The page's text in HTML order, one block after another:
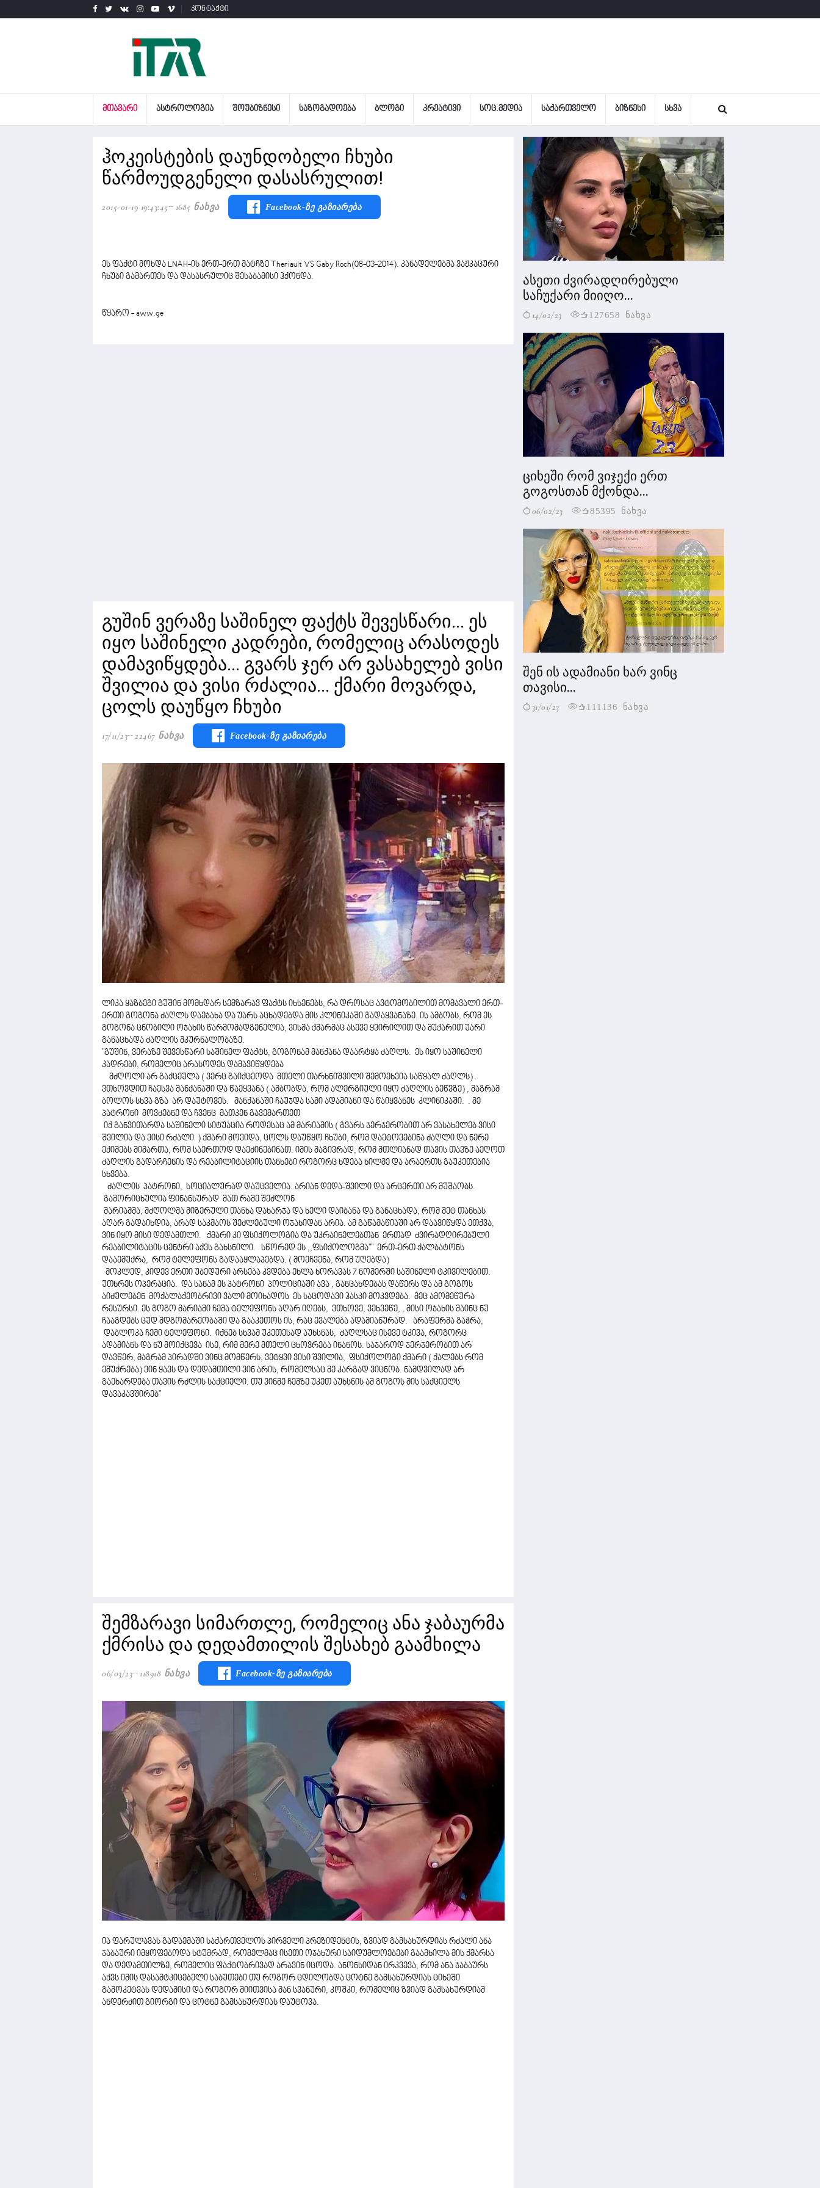
კონტაქტი
ᲛᲗᲐᲕᲐᲠᲘ ᲐᲡᲢᲠᲝᲚᲝᲒᲘᲐ ᲨᲝᲣᲑᲘᲖᲜᲔᲡᲘ ᲡᲐᲖᲝᲒᲐᲓᲝᲔᲑᲐ ᲑᲚᲝᲒᲘ ᲙᲠᲔᲐᲢᲘᲕᲘ ᲡᲝᲪ.ᲛᲔᲓᲘᲐ ᲡᲐᲥᲐᲠᲗᲕᲔᲚᲝ ᲑᲘᲖᲜᲔᲡᲘ ᲡᲮᲕᲐ
ჰოკეისტების დაუნდობელი ჩხუბი
წარმოუდგენელი დასასრულით!
2015-01-19 19:43:45 1685 Ნახვა Facebook-Ზე Გაზიარება
ეს ფაქტი მოხდა LNAH-ის ერთ-ერთ მატჩზე Theriault VS Gaby Roch(08-03-2014). კანადელებმა ვაჟკაცური
ჩხუბი გამართეს და დასასრულიც შესაბამისი ჰქონდა.
წყარო - aww.ge
გუშინ ვერაზე საშინელ ფაქტს შევესწარი... ეს
იყო საშინელი კადრები, რომელიც არასოდეს
დამავიწყდება... გვარს ჯერ არ ვასახელებ ვისი
შვილია და ვისი რძალია... ქმარი მოვარდა,
ცოლს დაუწყო ჩხუბი
17/11/23 22467 Ნახვა Facebook-Ზე Გაზიარება
ლიკა ყაზბეგი გუშინ მომხდარ სემზარავ ფაქტს იხსენებს, რა დროსაც ავტომობილით მომავალი ერთ-
ერთი გოგონა ძაღლს დაეჯახა და უარს აცხადებდა მის კლინიკაში გადაყვანაზე. ის ამბობს, რომ ეს
გოგონა ცნობილი ოჯახის წარმომადგენელია, ვისმა ქმარმაც ასევე ყვირილით და მუქარით უარი
განაცხადა ძაღლის მკურნალობაზე.
"გუშინ, ვერაზე შევესწარი საშინელ ფაქტს, გოგონამ მანქანა დაარტყა ძაღლს. ეს იყო საშინელი
კადრები, რომელიც არასოდეს დამავიწყდება
მძღოლი არ გაქცეულა ( ვერც გაიქცეოდა მთელი თარხნიშვილი შემოეხვია საწყალ ძაღლს) .
ვთხოვდით ჩაესვა მანქანაში და წაეყვანა ( ამბობდა, რომ ალერგიული იყო ძაღლის ბეწვზე) , მაგრამ
ბოლოს სხვა გზა არ დაუტოვეს. მანქანაში ჩაუჯდა სამი ადამიანი და წაიყვანეს კლინიკაში. . მე
პატრონი მოვძებნე და ჩვენც მათკენ გავემართეთ
იქ განვითარდა საშინელი სიტუაცია როდესაც ამ მარიამის ( გვარს ჯერჯერობით არ ვასახელებ ვისი
შვილია და ვისი რძალი ) ქმარი მოვიდა, ცოლს დაუწყო ჩხუბი, რომ დაეტოვებინა ძაღლი და ნერე
ექიმებს მიმართა, რომ საერთოდ დაეძინებინათ. იმის მაგივრად, რომ მთლიანად თავის თავზე აეღოთ
ძაღლის გადარჩენის და რეაბილიტაციის თანხები როგორც ხდება ხილმე და არაერთს გაუკეთებია
სხვება.
ძაღლის პატრონი, სოციალურად დაუცველია. არიან დედა-შვილი და არცერთი არ მუშაობს.
გამორიცხულია ფინანსურად მათ რამე შეძლონ
მარიამმა, მძღოლმა მიზერული თანხა დახარჯა და ხელი დაიბანა და განაცხადა, რომ მეტ თანხას
აღარ გადაიხდია, არად საკმაოს შეძლებული ოჯახიდან არია. ამ გაწამაწიაში არ დაავიწყდა ეთქვა,
ვინ იყო მისი დედამთლი. ქმარი კი ფსიქოლოგია და უკრაინელებთან ერთად ძვირადღირებული
რეაბილიტაცის ცენტრი აქვს გახსნილი. სწორედ ეს ,,ფსიქოლოგმა"" ერთ-ერთ ქალბატონს
დააემუქრა, რომ ტელეფონს გადააყლაპებდა. ( მოეჩვენა, რომ უღებდა)
მოკლედ, კიდევ ერთი უბედური არსება კვდება ეხლა ხორავას 7 ნომერში საშინელი ტკივილებით.
უთხრეს ოპერაცია. და სანამ ეს პატრონი პოლიციაში ავა , განცახდებას დაწერს და ამ გოგოს
აიძულებენ მოქალაქეობრივი ვალი მოიხადოს ეს საცოდავი ჰასკი მოკვდება. მეც ამომეწურა
რესურსი. ეს გოგო მარიამი ჩემა ტელეფონს აღარ იღებს, ვთხოვე, ვეხვეწე, , მისი ოჯახის მაინც ნუ
ჩააგდებს ცუდ მდგომარეობაში და გააკეთოს ის, რაც ევალება ადამიანურად. არაფერმა გაჭრა,
დაბლოკა ჩემი ტელეფონი. იქნებ სხვამ უკეთესად აუხსნას, ძაღლსაც ისევე ტკივა, როგორც
ადამიანს და ნუ მოიქცევა ისე, რიმ მერე მთელი ცხოვრება ინანოს. საჯაროდ ჯერჯერობით არ
დავწერ, მაგრამ პირადში ვინც მომწერს, ვეტყვი ვისი შვილია, ფსიქოლოგი ქმარი ( ქალებს რომ
ემუქრება) ვინ ყავს და დედამთილი ვინ არის, რომელსაც მე კარგად ვიცნობ. ნამდვილად არ
გაეხარდება თავის რძლის საქციელი. თუ ვინმე ჩემზე უკეთ აუხსნის ამ გოგოს მის საქციელს
დავაკავშირებ"
შემზარავი სიმართლე, რომელიც ანა ჯაბაურმა
ქმრისა და დედამთილის შესახებ გაამხილა
06/03/23 118918 Ნახვა Facebook-Ზე Გაზიარება
ია ფარულავას გადაემაში საქართველოს პირველი პრეზიდენტის, ზვიად გამსახურდიას რძალი ანა
ჯაბაური იმყოფებოდა სტუმრად, რომელმაც ისეთი ოჯახური საიდუმლოებები გაამხილა მის ქმარსა
და დედამთილზე, რომელიც ფაქტობრივად არავინ იცოდა. ანონსიდან ირკვევა, რომ ანა ჯაბაურს
აქვს იმის დასამტკიცებელი საბუთები თუ როგორ ცდილობდა ცოტნე გამსახურდიას ციხეში
გამოკეტვას დედამისი და როგორ მიითვისა მან სვანური, კოშკი, რომელიც ზვიად გამსახურდიამ
ანდერძით გიორგი და ცოტნე გამსახურდიას დაუტოვა.
ასეთი ძვირადღირებული
საჩუქარი მიიღო...
14/02/23 127658 ნახვა
ციხეში რომ ვიჯექი ერთ
გოგოსთან მქონდა...
06/02/23 85395 ნახვა
შენ ის ადამიანი ხარ ვინც
თავისი...
31/01/23 111136 ნახვა